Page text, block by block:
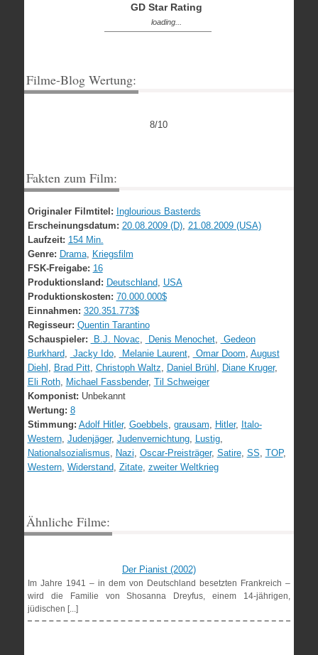
GD Star Rating
loading...
Filme-Blog Wertung:
8/10
Fakten zum Film:
Originaler Filmtitel: Inglourious Basterds
Erscheinungsdatum: 20.08.2009 (D), 21.08.2009 (USA)
Laufzeit: 154 Min.
Genre: Drama, Kriegsfilm
FSK-Freigabe: 16
Produktionsland: Deutschland, USA
Produktionskosten: 70.000.000$
Einnahmen: 320.351.773$
Regisseur: Quentin Tarantino
Schauspieler:
B.J. Novac Denis Menochet,
Gedeon
Burkhard, Jacky Ido, Melanie Laurent, Omar Doom August
Diehl
Brad Pitt, Christoph Waltz Daniel Brühl Diane Kruger,
Eli Roth, Michael Fassbender, Til Schweiger
Komponist: Unbekannt
Wertung: 8
Stimmung: Adolf Hitler, Goebbels grausam Hitler, Italo-
Western, Judenjäger, Judenvernichtung, Lustig,
Nationalsozialismus
Nazi Oscar-Preisträger, Satire, SS TOP,
Western, Widerstand, Zitate, zweiter Weltkrieg
Ähnliche Filme:
Der Pianist (2002)
Im Jahre 1941 – in dem von Deutschland besetzten Frankreich –
wird die Familie von Shosanna Dreyfus, einem 14-jährigen,
jüdischen [...]